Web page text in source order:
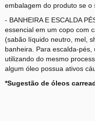
embalagem do produto se o
- BANHEIRA E ESCALDA
essencial em um copo com
(sabão líquido neutro, mel,
banheira. Para escalda-pés,
utilizando do mesmo
algum óleo possua ativos
*Sugestão de óleos